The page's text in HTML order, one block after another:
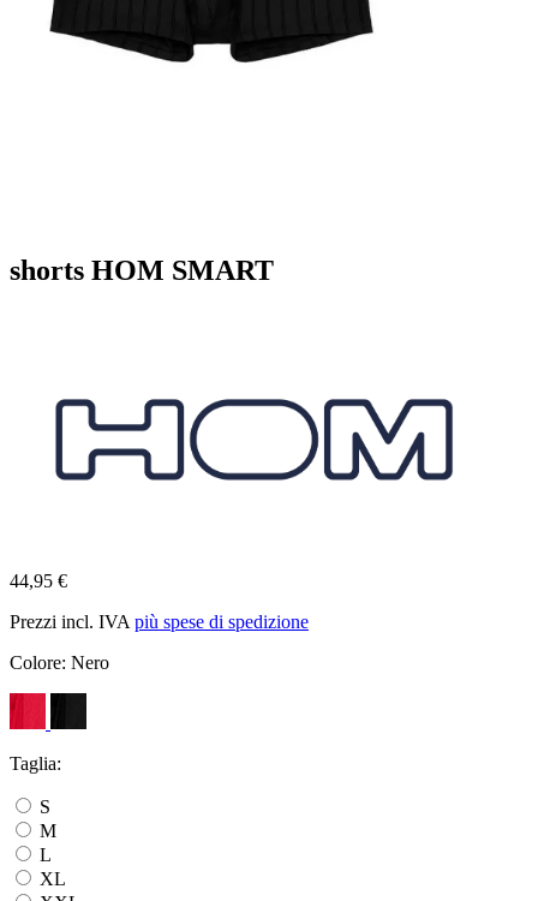
shorts HOM SMART
44,95 €
Prezzi incl. IVA più spese di spedizione
Colore: Nero
Taglia:
S
M
L
XL